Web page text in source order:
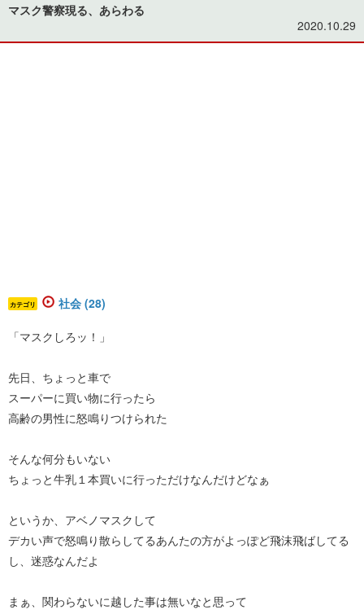
マスク警察現る、あらわる
2020.10.29
カテゴリ 社会 (28)
「マスクしろッ！」
先日、ちょっと車で
スーパーに買い物に行ったら
高齢の男性に怒鳴りつけられた
そんな何分もいない
ちょっと牛乳１本買いに行っただけなんだけどなぁ
というか、アベノマスクして
デカい声で怒鳴り散らしてるあんたの方がよっぽど飛沫飛ばしてる
し、迷惑なんだよ
まぁ、関わらないに越した事は無いなと思って